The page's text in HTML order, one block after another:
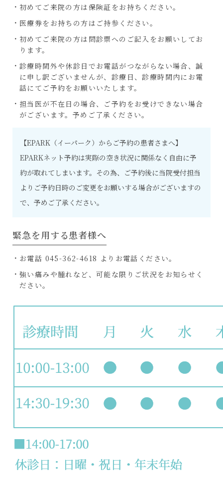
初めてご来院の方は保険証をお持ちください。
医療券をお持ちの方はご持参ください。
初めてご来院の方は問診票へのご記入をお願いしてお
ります。
診療時間外​や休診日​で​お​電話が​つながらない場合​、​誠
に申し訳ございませんが、診療日、診療時間内にお電
話にてご予約をお願いいたします。​
担当医が不在日の場合、ご予約をお受けできない場合
がございます。予めご了承ください。
【EPARK（イーパーク）からご予約の患者さまへ】
EPARKネット予約は実際の空き状況に関係なく自由に予
約が取れてしまいます。その為、ご予約後に当院受付担当
よりご予約日時のご変更をお願いする場合がございますの
で、予めご了承ください。
緊急を用する患者様へ
お電話 045-362-4618 よりお電話ください。
強い痛みや腫れなど、可能な限りご状況をお知らせく
ださい。